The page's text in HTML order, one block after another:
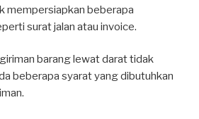
mempersiapkan beberapa
surat jalan atau invoice.
barang lewat darat tidak
beberapa syarat yang dibutuhkan